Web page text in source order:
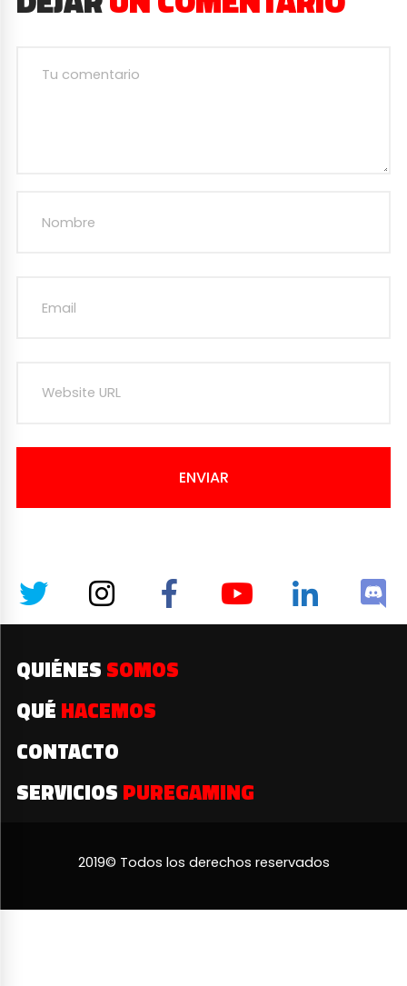
ENVIAR
QUIÉNES SOMOS
QUÉ HACEMOS
CONTACTO
SERVICIOS PUREGAMING
2019© Todos los derechos reservados